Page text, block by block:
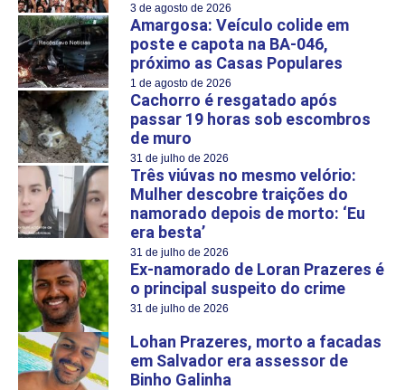
3 de agosto de 2026
Amargosa: Veículo colide em
poste e capota na BA-046,
próximo as Casas Populares
1 de agosto de 2026
Cachorro é resgatado após
passar 19 horas sob escombros
de muro
31 de julho de 2026
Três viúvas no mesmo velório:
Mulher descobre traições do
namorado depois de morto: ‘Eu
era besta’
31 de julho de 2026
Ex-namorado de Loran Prazeres é
o principal suspeito do crime
31 de julho de 2026
Lohan Prazeres, morto a facadas
em Salvador era assessor de
Binho Galinha